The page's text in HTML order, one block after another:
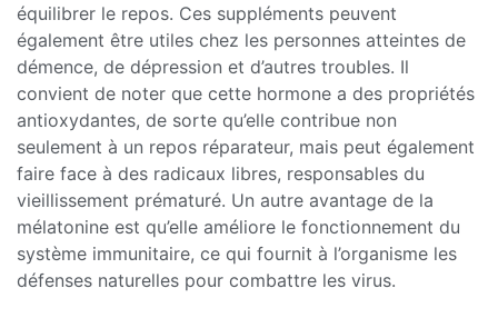
équilibrer le repos. Ces suppléments peuvent
également être utiles chez les personnes atteintes de
démence, de dépression et d’autres troubles. Il
convient de noter que cette hormone a des propriétés
antioxydantes, de sorte qu’elle contribue non
seulement à un repos réparateur, mais peut également
faire face à des radicaux libres, responsables du
vieillissement prématuré. Un autre avantage de la
mélatonine est qu’elle améliore le fonctionnement du
système immunitaire, ce qui fournit à l’organisme les
défenses naturelles pour combattre les virus.